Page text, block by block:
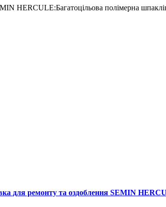
полімерна
для ремонту та оздоблення SEMIN